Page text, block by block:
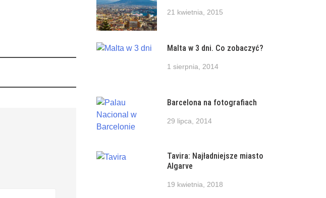
21 kwietnia, 2015
Malta w 3 dni. Co zobaczyć?
1 sierpnia, 2014
Barcelona na fotografiach
29 lipca, 2014
Tavira: Najładniejsze miasto
Algarve
19 kwietnia, 2018